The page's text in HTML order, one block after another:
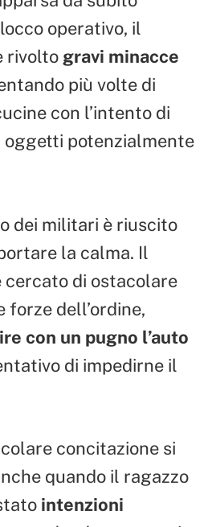
operativo, il
rivolto gravi minacce
più volte di
con l’intento di
oggetti potenzialmente
dei militari è riuscito
la calma. Il
cercato di ostacolare
forze dell’ordine,
con un pugno l’auto
di impedirne il
concitazione si
quando il ragazzo
intenzioni